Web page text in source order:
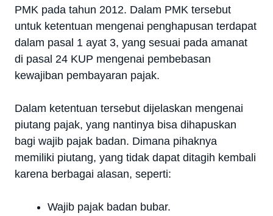
PMK pada tahun 2012. Dalam PMK tersebut
untuk ketentuan mengenai penghapusan terdapat
dalam pasal 1 ayat 3, yang sesuai pada amanat
di pasal 24 KUP mengenai pembebasan
kewajiban pembayaran pajak.
Dalam ketentuan tersebut dijelaskan mengenai
piutang pajak, yang nantinya bisa dihapuskan
bagi wajib pajak badan. Dimana pihaknya
memiliki piutang, yang tidak dapat ditagih kembali
karena berbagai alasan, seperti:
Wajib pajak badan bubar.